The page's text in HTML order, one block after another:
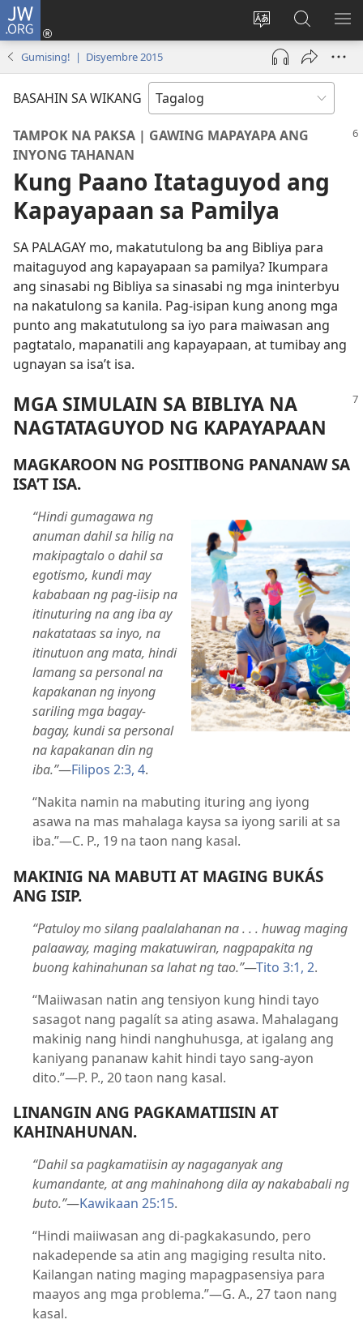
JW.ORG
Baguhin
ang
wika
ng
Mag-
log
bubukas
bagong
window)
sa
JW.ORG
Gumising! | Disyembre 2015
BASAHIN SA WIKANG
TAMPOK NA PAKSA | GAWING MAPAYAPA ANG
INYONG TAHANAN
Kung Paano Itataguyod ang
Kapayapaan sa Pamilya
SA PALAGAY mo, makatutulong ba ang Bibliya para
maitaguyod ang kapayapaan sa pamilya? Ikumpara
ang sinasabi ng Bibliya sa sinasabi ng mga ininterbyu
na nakatulong sa kanila. Pag-isipan kung anong mga
punto ang makatutulong sa iyo para maiwasan ang
pagtatalo, mapanatili ang kapayapaan, at tumibay ang
ugnayan sa isa’t isa.
MGA SIMULAIN SA BIBLIYA NA
NAGTATAGUYOD NG KAPAYAPAAN
MAGKAROON NG POSITIBONG PANANAW SA
ISA’T ISA.
“Hindi gumagawa ng
anuman dahil sa hilig na
makipagtalo o dahil sa
egotismo, kundi may
kababaan ng pag-iisip na
itinuturing na ang iba ay
nakatataas sa inyo, na
itinutuon ang mata, hindi
lamang sa personal na
kapakanan ng inyong
sariling mga bagay-
bagay, kundi sa personal
na kapakanan din ng
iba.”—Filipos 2:3, 4.
“Nakita namin na mabuting ituring ang iyong
asawa na mas mahalaga kaysa sa iyong sarili at sa
iba.”—C. P., 19 na taon nang kasal.
MAKINIG NA MABUTI AT MAGING BUKÁS
ANG ISIP.
“Patuloy mo silang paalalahanan na . . . huwag maging
palaaway, maging makatuwiran, nagpapakita ng
buong kahinahunan sa lahat ng tao.”—Tito 3:1, 2.
“Maiiwasan natin ang tensiyon kung hindi tayo
sasagot nang pagalít sa ating asawa. Mahalagang
makinig nang hindi nanghuhusga, at igalang ang
kaniyang pananaw kahit hindi tayo sang-ayon
dito.”—P. P., 20 taon nang kasal.
LINANGIN ANG PAGKAMATIISIN AT
KAHINAHUNAN.
“Dahil sa pagkamatiisin ay nagaganyak ang
kumandante, at ang mahinahong dila ay nakababali ng
buto.”—Kawikaan 25:15.
“Hindi maiiwasan ang di-pagkakasundo, pero
nakadepende sa atin ang magiging resulta nito.
Kailangan nating maging mapagpasensiya para
maayos ang mga problema.”—G. A., 27 taon nang
kasal.